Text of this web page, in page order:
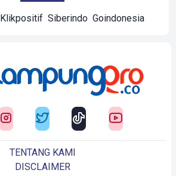
Klikpositif Siberindo Goindonesia
TENTANG KAMI
DISCLAIMER